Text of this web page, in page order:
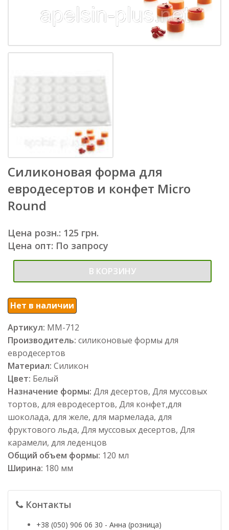
Силиконовая форма для
евродесертов и конфет Micro
Round
Цена розн.: 125 грн.
Цена опт: По запросу
В КОРЗИНУ
Нет в наличии
Артикул: ММ-712
Производитель: силиконовые формы для
евродесертов
Материал: Силикон
Цвет: Белый
Назначение формы: Для десертов, Для муссовых
тортов, для евродесертов, Для конфет,для
шоколада, для желе, для мармелада, для
фруктового льда, Для муссовых десертов, Для
карамели, для леденцов
Общий объем формы: 120 мл
Ширина: 180 мм
Контакты
+38 (050) 906 06 30 - Анна (розница)